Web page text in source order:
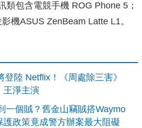
類包含電競手機 ROG Phone 5；
機ASUS ZenBeam Latte L1。
登陸 Netflix！《周處除三害》
王淨主演
一個賊？舊金山竊賊搭Waymo
護政策竟成警方辦案最大阻礙